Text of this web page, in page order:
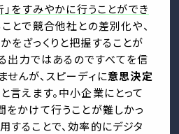
」をすみやかに行うことができ
とで競合他社との差別化や、
をざっくりと把握することが
出力ではあるのですべてを信
んが、スピーディに意思決定
言えます。中小企業にとって
をかけて行うことが難しかっ
することで、効率的にデジタ